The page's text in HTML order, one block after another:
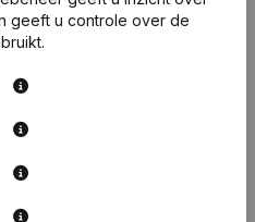
Opening Bijkantoor,
geeft u controle over de